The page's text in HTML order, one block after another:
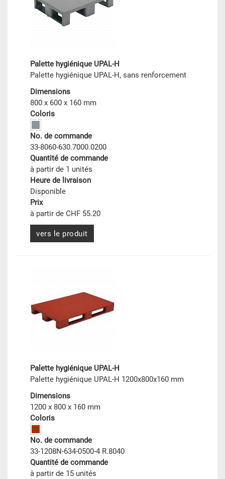
Palette hygiénique UPAL-H
Palette hygiénique UPAL-H, sans renforcement
Dimensions
800 x 600 x 160 mm
Coloris
No. de commande
33-8060-630.7000.0200
Quantité de commande
à partir de 1 unités
Heure de livraison
Disponible
Prix
à partir de CHF 55.20
vers le produit
Palette hygiénique UPAL-H
Palette hygiénique UPAL-H 1200x800x160 mm
Dimensions
1200 x 800 x 160 mm
Coloris
No. de commande
33-1208N-634-0500-4 R.8040
Quantité de commande
à partir de 15 unités